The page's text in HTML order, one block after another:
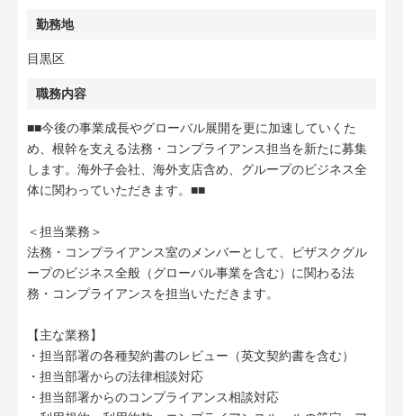
勤務地
目黒区
職務内容
■■今後の事業成長やグローバル展開を更に加速していくた
め、根幹を支える法務・コンプライアンス担当を新たに募集
します。海外子会社、海外支店含め、グループのビジネス全
体に関わっていただきます。■■
＜担当業務＞
法務・コンプライアンス室のメンバーとして、ビザスクグル
ープのビジネス全般（グローバル事業を含む）に関わる法
務・コンプライアンスを担当いただきます。
【主な業務】
・担当部署の各種契約書のレビュー（英文契約書を含む）
・担当部署からの法律相談対応
・担当部署からのコンプライアンス相談対応